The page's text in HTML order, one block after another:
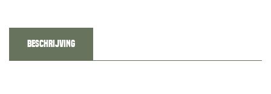
Beschrijving